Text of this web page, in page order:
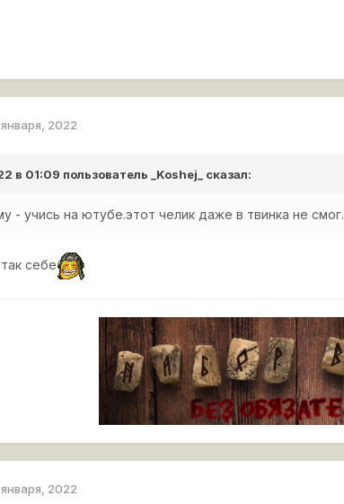
2022
в 01:09 пользователь _Koshej_ сказал:
- учись на ютубе.этот челик даже в твинка не смог.
себе
2022